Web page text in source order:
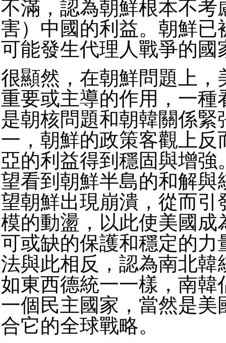
不滿，認為朝鮮根本不考
害）中國的利益。朝鮮已
可能發生代理人戰爭的國
很顯然，在朝鮮問題上，
重要或主導的作用，一種
是朝核問題和朝韓關係緊
一，朝鮮的政策客觀上反
亞的利益得到穩固與增強
望看到朝鮮半島的和解與
望朝鮮出現崩潰，從而引
模的動盪，以此使美國成
可或缺的保護和穩定的力
法與此相反，認為南北韓
如東西德統一一樣，南韓
一個民主國家，當然是美
合它的全球戰略。